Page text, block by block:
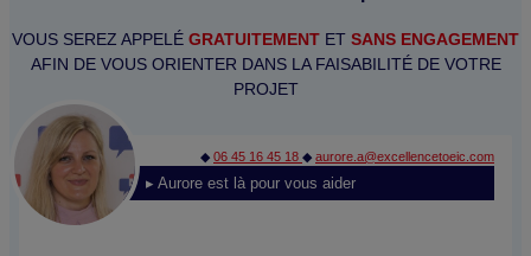
VOUS SEREZ APPELÉ GRATUITEMENT ET SANS ENGAGEMENT
AFIN DE VOUS ORIENTER DANS LA FAISABILITÉ DE VOTRE
PROJET
◆ 06 45 16 45 18 ◆ aurore.a@excellencetoeic.com
▸ Aurore est là pour vous aider